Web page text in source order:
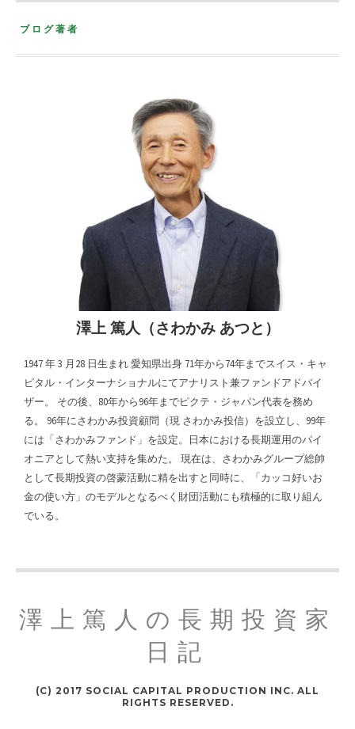
ブログ著者
澤上 篤人（さわかみ あつと）
1947 年 3 月28 日生まれ 愛知県出身 71年から74年までスイス・キャ
ピタル・インターナショナルにてアナリスト兼ファンドアドバイ
ザー。 その後、80年から96年までピクテ・ジャパン代表を務め
る。 96年にさわかみ投資顧問（現 さわかみ投信）を設立し、99年
には「さわかみファンド」を設定。日本における長期運用のパイ
オニアとして熱い支持を集めた。 現在は、さわかみグループ総帥
として長期投資の啓蒙活動に精を出すと同時に、「カッコ好いお
金の使い方」のモデルとなるべく財団活動にも積極的に取り組ん
でいる。
澤上篤人の長期投資家
日記
(C) 2017 SOCIAL CAPITAL PRODUCTION INC. ALL
RIGHTS RESERVED.